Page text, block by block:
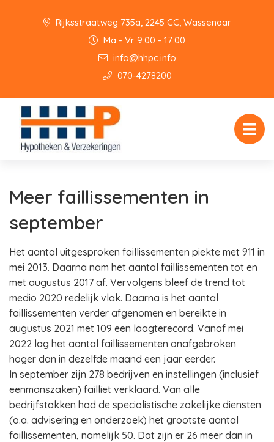
Rijksstraatweg 735a, 2245 CC, Wassenaar
Ma - Vr 9:00 - 17:00
info@hhpc.info
070-4278200
Meer faillissementen in
september
Het aantal uitgesproken faillissementen piekte met 911 in
mei 2013. Daarna nam het aantal faillissementen tot en
met augustus 2017 af. Vervolgens bleef de trend tot
medio 2020 redelijk vlak. Daarna is het aantal
faillissementen verder afgenomen en bereikte in
augustus 2021 met 109 een laagterecord. Vanaf mei
2022 lag het aantal faillissementen onafgebroken
hoger dan in dezelfde maand een jaar eerder.
In september zijn 278 bedrijven en instellingen (inclusief
eenmanszaken) failliet verklaard. Van alle
bedrijfstakken had de specialistische zakelijke diensten
(o.a. advisering en onderzoek) het grootste aantal
faillissementen, namelijk 50. Dat zijn er 26 meer dan in